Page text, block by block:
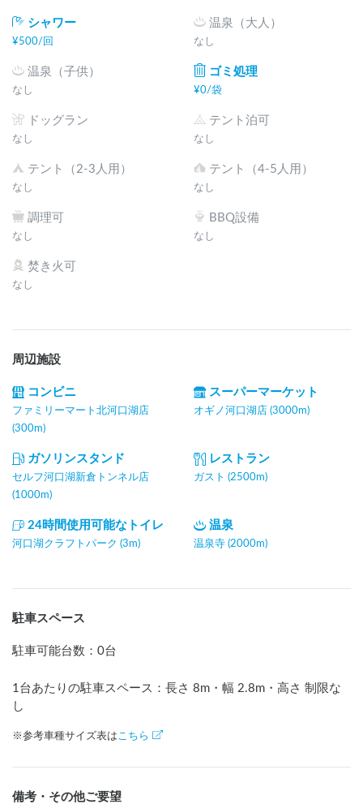
シャワー
¥500/回
温泉（大人）
なし
温泉（子供）
なし
ゴミ処理
¥0/袋
ドッグラン
なし
テント泊可
なし
テント（2-3人用）
なし
テント（4-5人用）
なし
調理可
なし
BBQ設備
なし
焚き火可
なし
周辺施設
コンビニ
ファミリーマート北河口湖店
(300m)
スーパーマーケット
オギノ河口湖店 (3000m)
ガソリンスタンド
セルフ河口湖新倉トンネル店
(1000m)
レストラン
ガスト (2500m)
24時間使用可能なトイレ
河口湖クラフトパーク (3m)
温泉
温泉寺 (2000m)
駐車スペース
駐車可能台数 ： 0台
1台あたりの駐車スペース：長さ 8m ・幅 2.8m ・高さ 制限な
し
※参考車種サイズ表は こちら
備考・その他ご要望